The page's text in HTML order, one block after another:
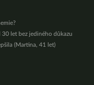
let bez jediného důkazu
(Martina, 41 let)